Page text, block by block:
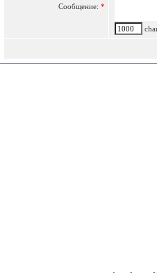
Сообщение: *